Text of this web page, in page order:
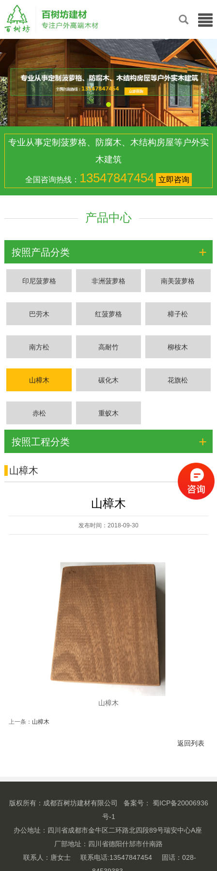
专业从事定制菠萝格、防腐木、木结构房屋等户外实
木建筑
全国咨询热线： 13547847454 立即咨询
产品中心
按照产品分类 +
印尼菠萝格 非洲菠萝格 南美菠萝格
巴劳木 红菠萝格 樟子松
南方松 高耐竹 柳桉木
山樟木 碳化木 花旗松
赤松 重蚁木
按照工程分类 +
山樟木
山樟木
发布时间：2018-09-30
山樟木
上一条： 山樟木
返回列表
版权所有：成都百树坊建材有限公司 备案号： 蜀ICP备20006936
号-1
办公地址：四川省成都市金牛区二环路北四段89号瑞安中心A座
厂部地址：四川省德阳什邡市什南路
联系人：唐女士 联系电话:13547847454 固话：028-